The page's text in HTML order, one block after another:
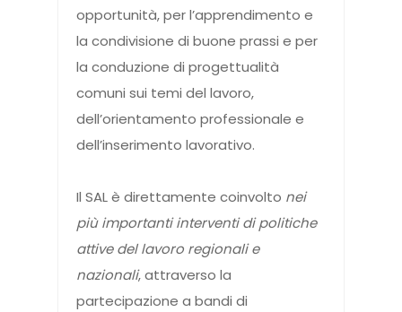
opportunità, per l’apprendimento e
la condivisione di buone prassi e per
la conduzione di progettualità
comuni sui temi del lavoro,
dell’orientamento professionale e
dell’inserimento lavorativo.
Il SAL è direttamente coinvolto nei
più importanti interventi di politiche
attive del lavoro regionali e
nazionali, attraverso la
partecipazione a bandi di